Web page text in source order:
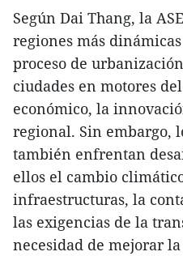
Según Dai Thang, la
regiones más
proceso de
ciudades en motores
económico, la
regional. Sin embargo,
también enfrentan
ellos el cambio
infraestructuras, la
las exigencias de la
necesidad de mejorar